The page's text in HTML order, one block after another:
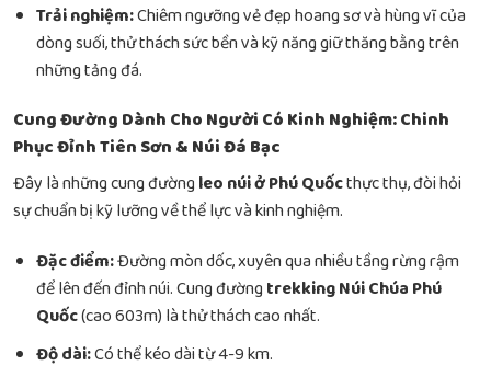
Trải nghiệm:Chiêm ngưỡng vẻ đẹp hoang sơ và hùng vĩ của
dòng suối, thử thách sức bền và kỹ năng giữ thăng bằng trên
những tảng đá.
Cung Đường Dành Cho Người Có Kinh Nghiệm: Chinh
Phục Đỉnh Tiên Sơn & Núi Đá Bạc
Đây là những cung đườngleo núi ở Phú Quốcthực thụ, đòi hỏi
sự chuẩn bị kỹ lưỡng về thể lực và kinh nghiệm.
Đặc điểm:Đường mòn dốc, xuyên qua nhiều tầng rừng rậm
để lên đến đỉnh núi. Cung đườngtrekking Núi Chúa Phú
Quốc(cao 603m) là thử thách cao nhất.
Độ dài:Có thể kéo dài từ 4-9 km.